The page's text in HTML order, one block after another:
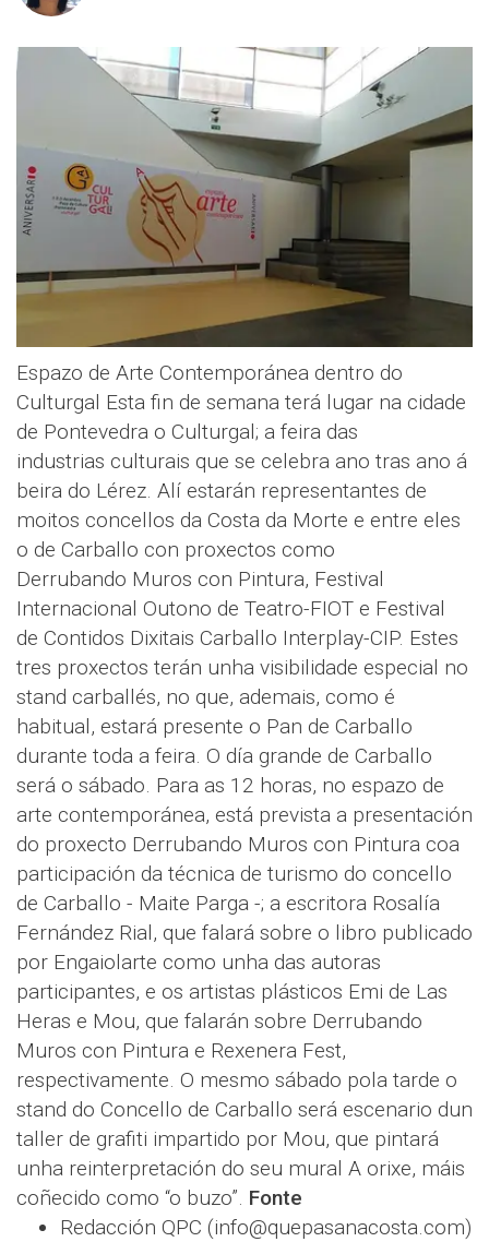
Espazo de Arte Contemporánea dentro do
Culturgal Esta fin de semana terá lugar na cidade
de Pontevedra o Culturgal; a feira das
industrias culturais que se celebra ano tras ano á
beira do Lérez. Alí estarán representantes de
moitos concellos da Costa da Morte e entre eles
o de Carballo con proxectos como
Derrubando Muros con Pintura, Festival
Internacional Outono de Teatro-FIOT e Festival
de Contidos Dixitais Carballo Interplay-CIP. Estes
tres proxectos terán unha visibilidade especial no
stand carballés, no que, ademais, como é
habitual, estará presente o Pan de Carballo
durante toda a feira. O día grande de Carballo
será o sábado. Para as 12 horas, no espazo de
arte contemporánea, está prevista a presentación
do proxecto Derrubando Muros con Pintura coa
participación da técnica de turismo do concello
de Carballo - Maite Parga -; a escritora Rosalía
Fernández Rial, que falará sobre o libro publicado
por Engaiolarte como unha das autoras
participantes, e os artistas plásticos Emi de Las
Heras e Mou, que falarán sobre Derrubando
Muros con Pintura e Rexenera Fest,
respectivamente. O mesmo sábado pola tarde o
stand do Concello de Carballo será escenario dun
taller de grafiti impartido por Mou, que pintará
unha reinterpretación do seu mural A orixe, máis
coñecido como “o buzo”. Fonte
Redacción QPC (info@quepasanacosta.com)